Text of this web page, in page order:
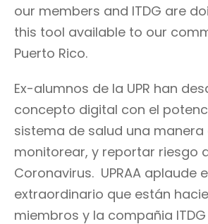
our members and ITDG are
this tool available to our
Puerto Rico.
Ex-alumnos de la UPR han
concepto digital con el
sistema de salud una
monitorear, y reportar riesgo
Coronavirus. UPRAA aplaude
extraordinario que están
miembros y la compañia